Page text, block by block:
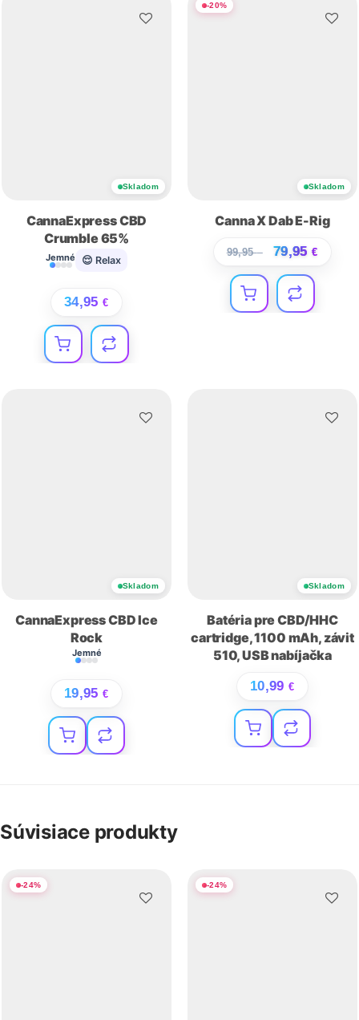
Skladom
CannaExpress CBD
Crumble 65%
Jemné 😌 Relax
34,95 €
-20%
Skladom
Canna X Dab E-Rig
99,95€ 79,95 €
Skladom
CannaExpress CBD Ice
Rock
Jemné
19,95 €
Skladom
Batéria pre CBD/HHC
cartridge, 1100 mAh, závit
510, USB nabíjačka
10,99 €
Súvisiace produkty
-24% -24%